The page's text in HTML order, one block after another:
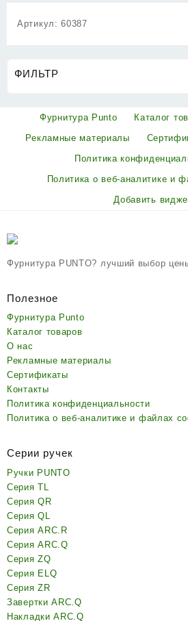
Артикул:60387
ФИЛЬТР
Фурнитура Punto Каталог
Рекламные материалы
Политика
Политика о веб-аналитике и
Добавить
Фурнитура PUNTO? лучший выбор
Полезное
Фурнитура Punto
Каталог товаров
О нас
Рекламные материалы
Сертификаты
Контакты
Политика конфиденциальности
Политика о веб-аналитике и файлах
Серии ручек
Ручки PUNTO
Серия TL
Серия QR
Серия QL
Серия ARC.R
Серия ARC.Q
Серия ZQ
Серия ELQ
Серия ZR
Завертки ARC.Q
Накладки ARC.Q